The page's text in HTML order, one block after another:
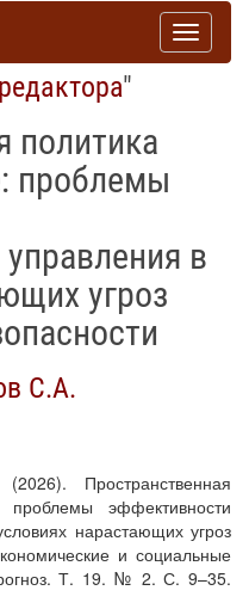
Toggle
"
политика
проблемы
управления в
угроз
С.А.
Пространственная
эффективности
нарастающих угроз
и социальные
Т. 19. № 2. С. 9–35.